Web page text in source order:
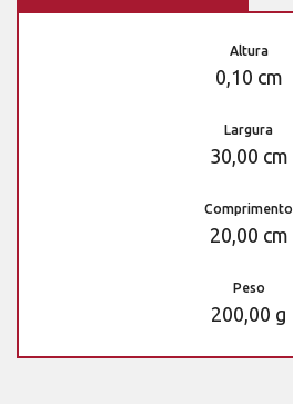
Altura
0,10 cm
Largura
30,00 cm
Comprimento
20,00 cm
Peso
200,00 g